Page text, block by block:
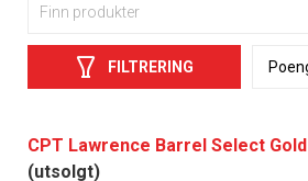
FILTRERING
CPT Lawrence Barrel Select Gold
(utsolgt)